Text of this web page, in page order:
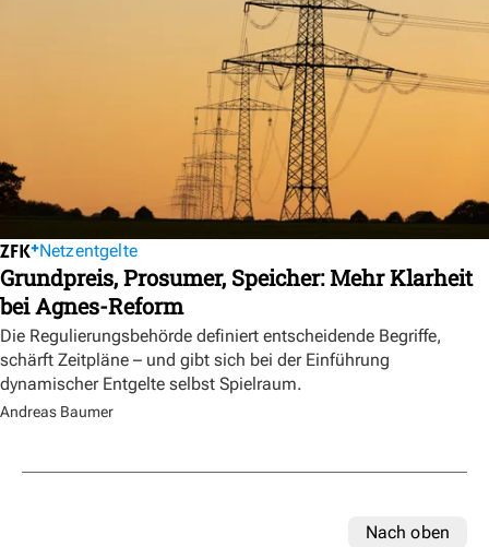
Netzentgelte
Grundpreis, Prosumer, Speicher: Mehr Klarheit
bei Agnes-Reform
Die Regulierungsbehörde definiert entscheidende Begriffe,
schärft Zeitpläne – und gibt sich bei der Einführung
dynamischer Entgelte selbst Spielraum.
Andreas Baumer
Nach oben